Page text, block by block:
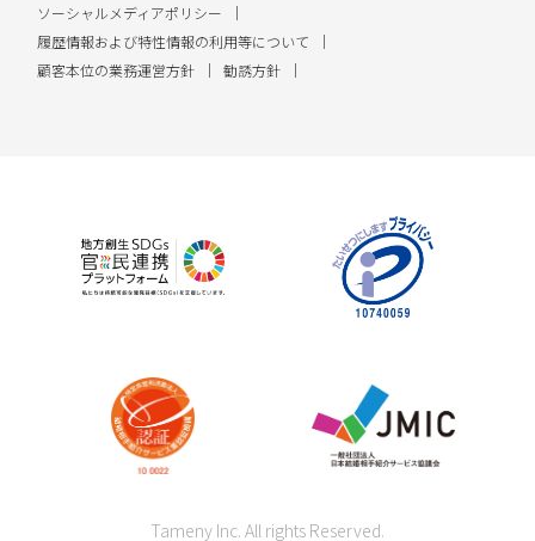
ソーシャルメディアポリシー
履歴情報および特性情報の利用等について
顧客本位の業務運営方針
勧誘方針
Tameny Inc. All rights Reserved.